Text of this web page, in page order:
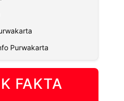
Purwakarta
FAKTA